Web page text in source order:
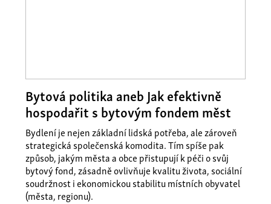
Bytová politika aneb Jak efektivně
hospodařit s bytovým fondem měst
Bydlení je nejen základní lidská potřeba, ale zároveň
strategická společenská komodita. Tím spíše pak
způsob, jakým města a obce přistupují k péči o svůj
bytový fond, zásadně ovlivňuje kvalitu života, sociální
soudržnost i ekonomickou stabilitu místních obyvatel
(města, regionu).